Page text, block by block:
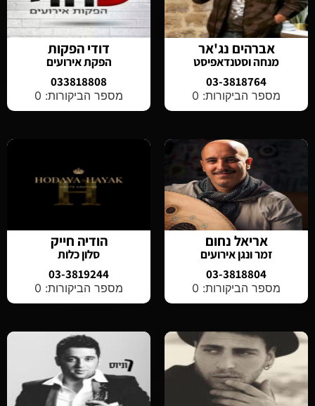
אברהים נג'אר
מנחה וסטנדאפיסט
03-3818764
מספר הביקורות: 0
דודי הפקות
הפקת אירועים
033818808
מספר הביקורות: 0
אריאל נחום
זמר ונגן אירועים
03-3818804
מספר הביקורות: 0
הודיה חייק
סלון כלות
03-3819244
מספר הביקורות: 0